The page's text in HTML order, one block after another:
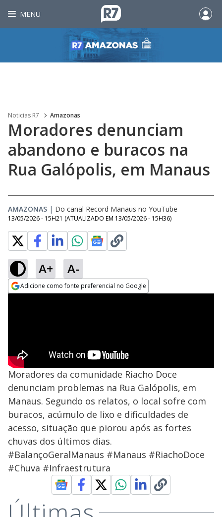
MENU
Noticias R7 Amazonas
Moradores denunciam
abandono e buracos na
Rua Galópolis, em Manaus
AMAZONAS | Do canal Record Manaus no YouTube
13/05/2026 - 15H21 (ATUALIZADO EM 13/05/2026 - 15H36)
A+ A-
Adicione como fonte preferencial no Google
Moradores da comunidade Riacho Doce
denunciam problemas na Rua Galópolis, em
Manaus. Segundo os relatos, o local sofre com
buracos, acúmulo de lixo e dificuldades de
acesso, situação que piorou após as fortes
chuvas dos últimos dias.
#BalançoGeralManaus #Manaus #RiachoDoce
#Chuva #Infraestrutura